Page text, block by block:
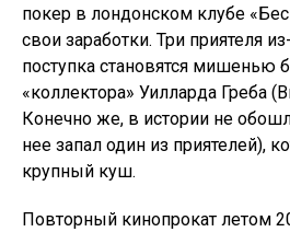
покер в лондонском клубе
свои заработки. Три приятеля
поступка становятся мишенью
«коллектора» Уилларда Греба
Конечно же, в истории не
нее запал один из приятелей),
крупный куш.
Повторный кинопрокат летом